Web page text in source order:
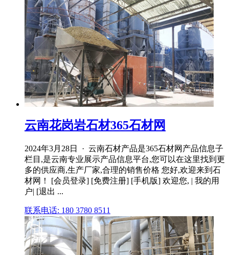
云南花岗岩石材365石材网
2024年3月28日 · 云南石材产品是365石材网产品信息子
栏目,是云南专业展示产品信息平台,您可以在这里找到更
多的供应商,生产厂家,合理的销售价格 您好,欢迎来到石
材网！ [会员登录] [免费注册] [手机版] 欢迎您, | 我的用
户| [退出 ...
联系电话: 180 3780 8511